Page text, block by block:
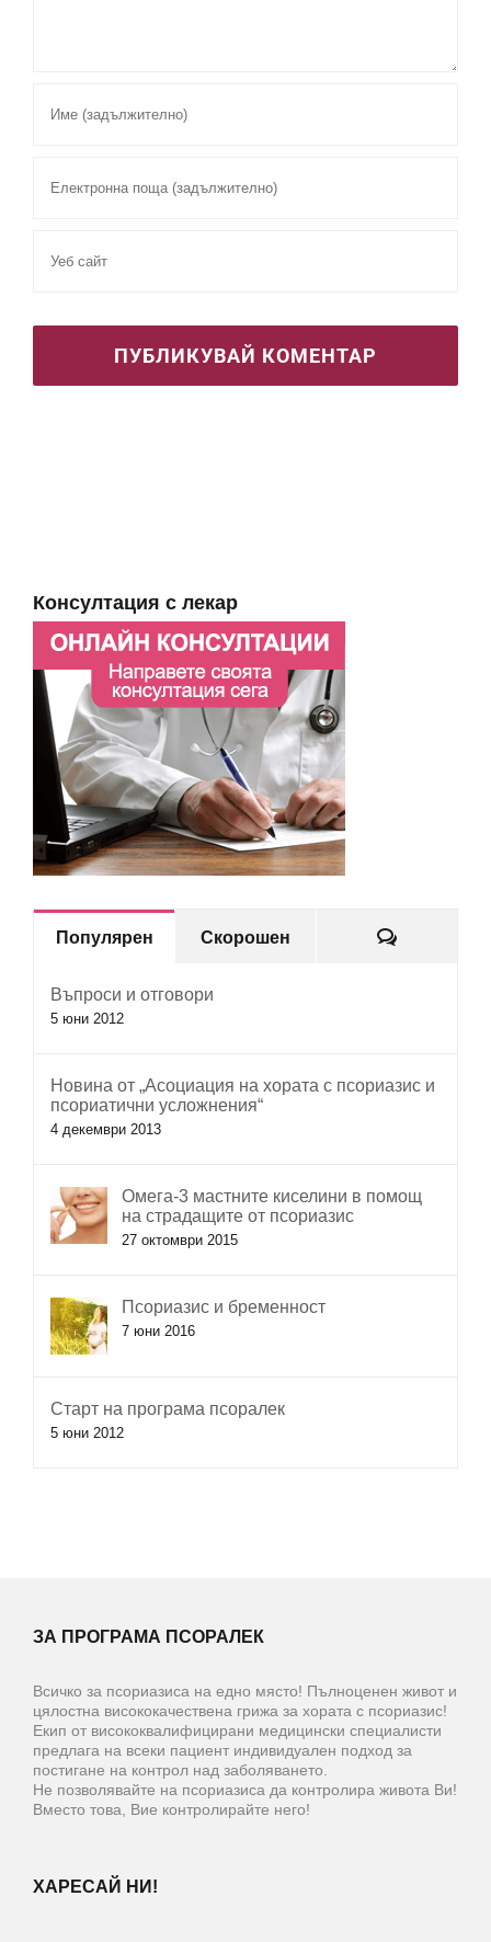
Консултация с лекар
Популярен Скорошен Коментари
Въпроси и отговори
5 юни 2012
Новина от „Асоциация на хората с псориазис и
псориатични усложнения“
4 декември 2013
Омега-3 мастните киселини в помощ
на страдащите от псориазис
27 октомври 2015
Псориазис и бременност
7 юни 2016
Старт на програма псоралек
5 юни 2012
ЗА ПРОГРАМА ПСОРАЛЕК
Всичко за псориазиса на едно място! Пълноценен живот и
цялостна висококачествена грижа за хората с псориазис!
Екип от висококвалифицирани медицински специалисти
предлага на всеки пациент индивидуален подход за
постигане на контрол над заболяването.
Не позволявайте на псориазиса да контролира живота Ви!
Вместо това, Вие контролирайте него!
ХАРЕСАЙ НИ!